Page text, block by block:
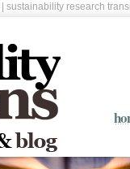
sustainability research